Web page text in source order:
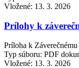
Vložené: 13. 3. 2026
Prílohy k
Príloha k
Typ súboru: PDF
Vložené: 13. 3. 2026